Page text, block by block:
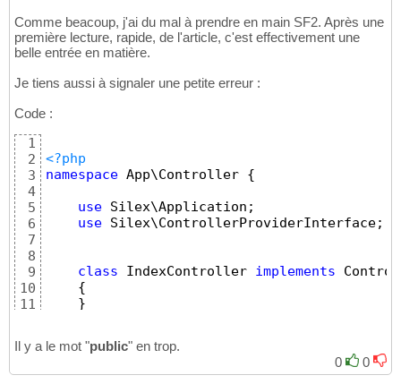
Comme beacoup, j'ai du mal à prendre en main SF2. Après une
première lecture, rapide, de l'article, c'est effectivement une
belle entrée en matière.
Je tiens aussi à signaler une petite erreur :
Code :
1
2
3
4
5
6
7
8
9
10
11
<?php
namespace App\Controller {
use Silex\Application;
use Silex\ControllerProviderInterface;
class IndexController implements
{
}
Il y a le mot "public" en trop.
0
0